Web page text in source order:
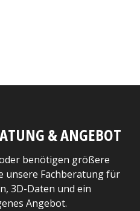
& ANGEBOT
benötigen größere
unsere Fachberatung für
3D-Daten und ein
Angebot.